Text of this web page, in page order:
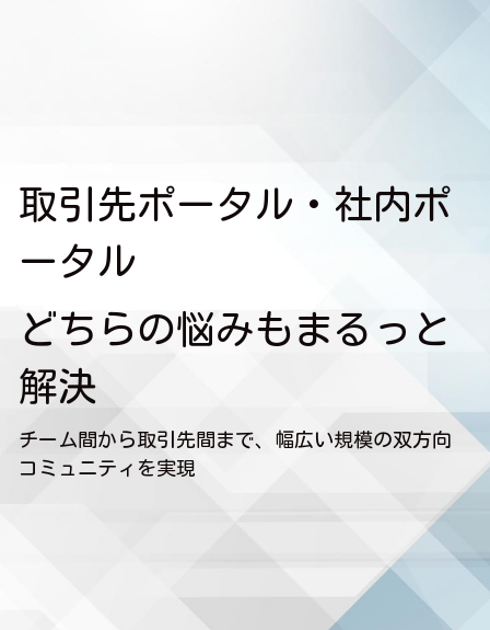
取引先ポータル・社内ポ
ータル
どちらの悩みもまるっと
解決
チーム間から取引先間まで、幅広い規模の双方向
コミュニティを実現